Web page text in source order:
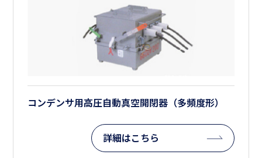
コンデンサ用高圧自動真空開閉器（多頻度形）
詳細はこちら